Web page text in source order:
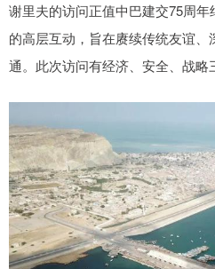
谢里夫的访问正值中巴建交75周
的高层互动，旨在赓续传统友谊
通。此次访问有经济、安全、战略